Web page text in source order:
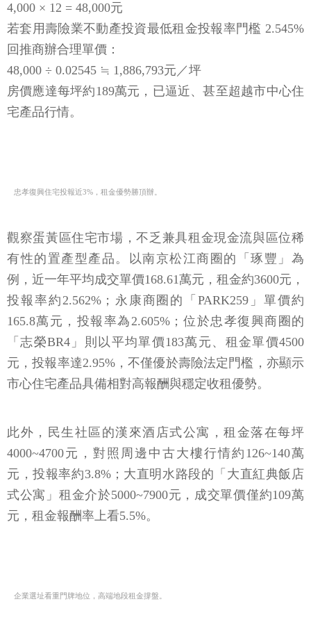
4,000 × 12 = 48,000元
若套用壽險業不動產投資最低租金投報率門檻 2.545%
回推商辦合理單價：
48,000 ÷ 0.02545 ≒ 1,886,793元／坪
房價應達每坪約189萬元，已逼近、甚至超越市中心住
宅產品行情。
忠孝復興住宅投報近3%，租金優勢勝頂辦。
觀察蛋黃區住宅市場，不乏兼具租金現金流與區位稀
有性的置產型產品。以南京松江商圈的「琢豐」為
例，近一年平均成交單價168.61萬元，租金約3600元，
投報率約2.562%；永康商圈的「PARK259」單價約
165.8萬元，投報率為2.605%；位於忠孝復興商圈的
「志榮BR4」則以平均單價183萬元、租金單價4500
元，投報率達2.95%，不僅優於壽險法定門檻，亦顯示
市心住宅產品具備相對高報酬與穩定收租優勢。
此外，民生社區的漢來酒店式公寓，租金落在每坪
4000~4700元，對照周邊中古大樓行情約126~140萬
元，投報率約3.8%；大直明水路段的「大直紅典飯店
式公寓」租金介於5000~7900元，成交單價僅約109萬
元，租金報酬率上看5.5%。
企業選址看重門牌地位，高端地段租金撐盤。